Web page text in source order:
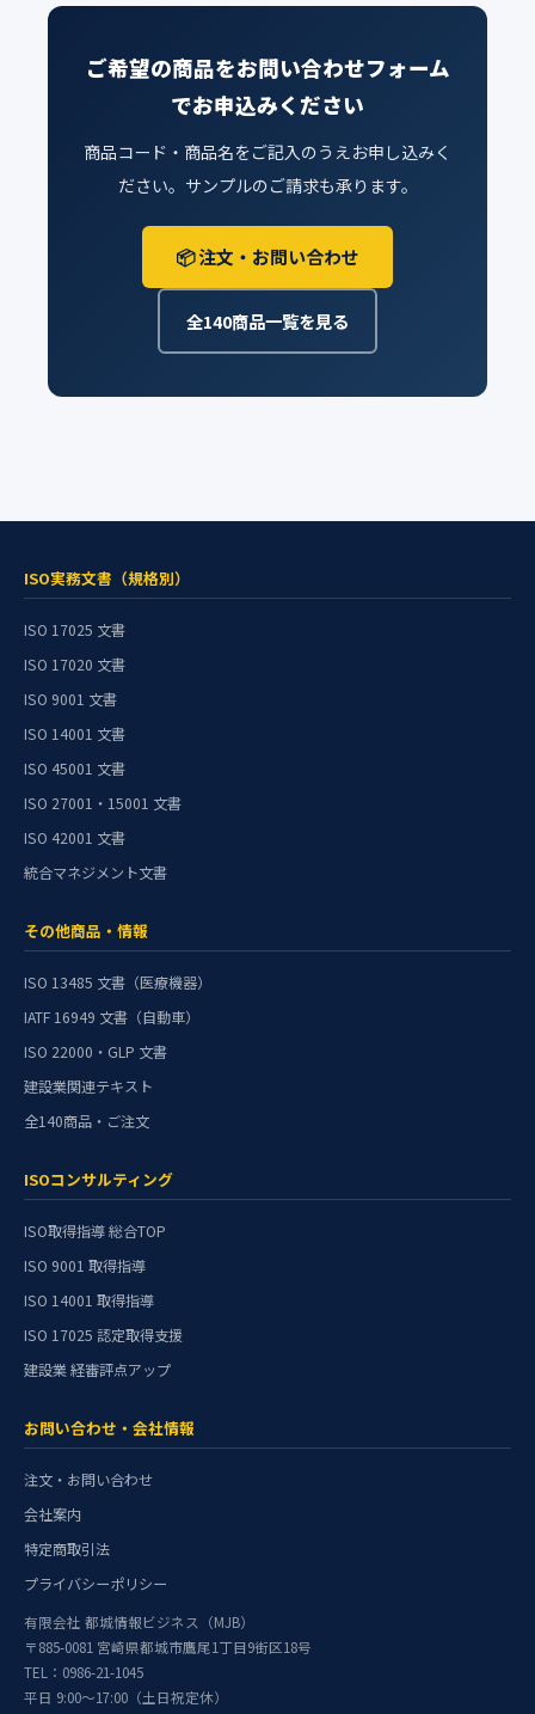
ご希望の商品をお問い合わせフォーム
でお申込みください
商品コード・商品名をご記入のうえお申し込みく
ださい。サンプルのご請求も承ります。
📦 注文・お問い合わせ
全140商品一覧を見る
ISO実務文書（規格別）
ISO 17025 文書
ISO 17020 文書
ISO 9001 文書
ISO 14001 文書
ISO 45001 文書
ISO 27001・15001 文書
ISO 42001 文書
統合マネジメント文書
その他商品・情報
ISO 13485 文書（医療機器）
IATF 16949 文書（自動車）
ISO 22000・GLP 文書
建設業関連テキスト
全140商品・ご注文
ISOコンサルティング
ISO取得指導 総合TOP
ISO 9001 取得指導
ISO 14001 取得指導
ISO 17025 認定取得支援
建設業 経審評点アップ
お問い合わせ・会社情報
注文・お問い合わせ
会社案内
特定商取引法
プライバシーポリシー
有限会社 都城情報ビジネス（MJB）
〒885-0081 宮崎県都城市鷹尾1丁目9街区18号
TEL：0986-21-1045
平日 9:00〜17:00（土日祝定休）